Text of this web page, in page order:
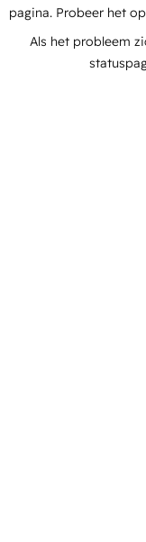
pagina. Probeer het
Als het probleem